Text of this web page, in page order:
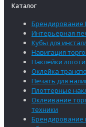
Каталог
Брендирование
Интерьерная
Кубы для
Навигация
Наклейки
Оклейка
Печать для
Плоттерные
Оклеивание
техники
Брендирование